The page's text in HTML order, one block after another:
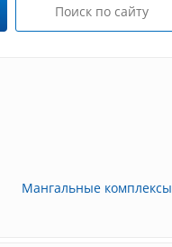
Мангальные комплексы